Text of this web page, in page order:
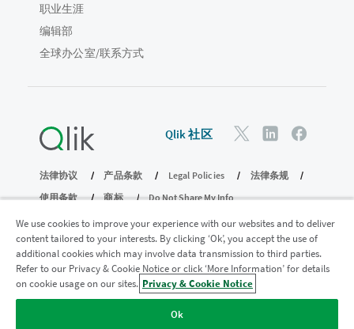
职业生涯
编辑部
全球办公室/联系方式
Qlik 社区
法律协议 产品条款 Legal Policies
法律条规
使用条款
商标
Do Not Share My Info
版权所有 © 1993-2026 QlikTech International AB。保留所有权利。
加入分析现代化计划
We use cookies to improve your experience with our websites and to deliver
content tailored to your interests. By clicking ‘Ok’, you accept the use of
additional cookies which may involve data transmission to third parties.
Refer to our Privacy & Cookie Notice or click ‘More Information’ for details
on cookie usage on our sites. Privacy & Cookie Notice
Ok